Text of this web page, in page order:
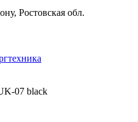
Ростовская обл.
07 black